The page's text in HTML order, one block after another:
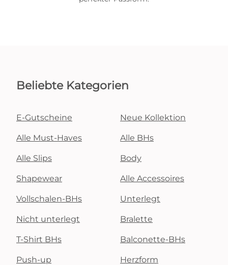
Beliebte Kategorien
E-Gutscheine Neue Kollektion
Alle Must-Haves Alle BHs
Alle Slips Body
Shapewear Alle Accessoires
Vollschalen-BHs Unterlegt
Nicht unterlegt Bralette
T-Shirt BHs Balconette-BHs
Push-up Herzform